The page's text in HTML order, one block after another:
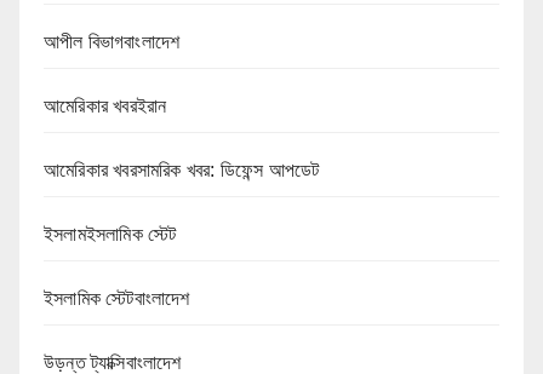
আপীল বিভাগবাংলাদেশ
আমেরিকার খবরইরান
আমেরিকার খবরসামরিক খবর: ডিফেন্স আপডেট
ইসলামইসলামিক স্টেট
ইসলামিক স্টেটবাংলাদেশ
উড়ন্ত ট্যাক্সিবাংলাদেশ